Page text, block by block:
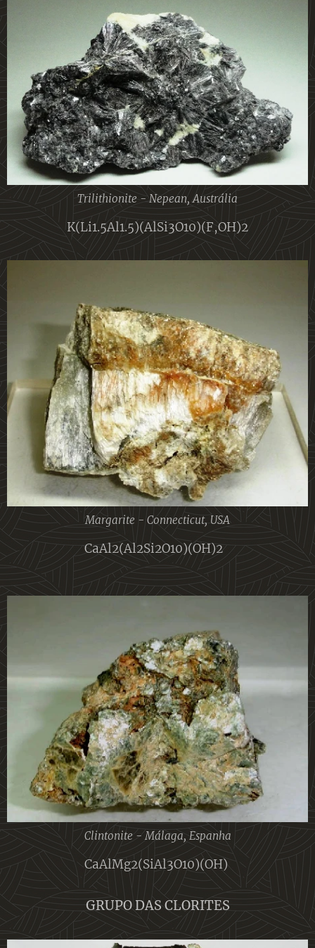
Trilithionite - Nepean, Austrália
K(Li1.5Al1.5)(AlSi3O10)(F,OH)2
Margarite - Connecticut, USA
CaAl2(Al2Si2O10)(OH)2
Clintonite - Málaga, Espanha
CaAlMg2(SiAl3O10)(OH)
GRUPO DAS CLORITES